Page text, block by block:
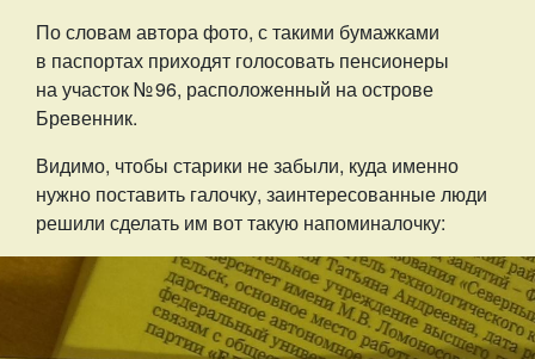
По словам автора фото, с такими бумажками
в паспортах приходят голосовать пенсионеры
на участок № 96, расположенный на острове
Бревенник.
Видимо, чтобы старики не забыли, куда именно
нужно поставить галочку, заинтересованные люди
решили сделать им вот такую напоминалочку: